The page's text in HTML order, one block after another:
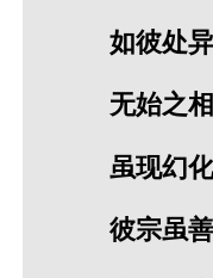
如彼处
无始之
虽现幻
彼宗虽